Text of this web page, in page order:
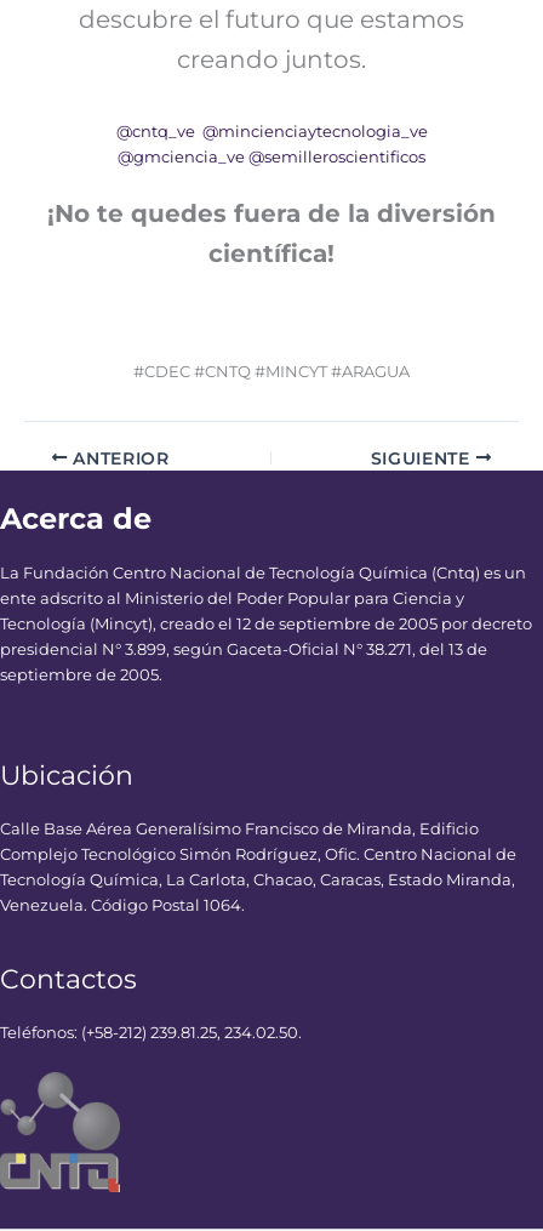
descubre el futuro que estamos
creando juntos.
@cntq_ve @mincienciaytecnologia_ve
@gmciencia_ve @semilleroscientificos
¡No te quedes fuera de la diversión
científica!
#CDEC #CNTQ #MINCYT #ARAGUA
ANTERIOR SIGUIENTE
Acerca de
La Fundación Centro Nacional de Tecnología Química (Cntq) es un
ente adscrito al Ministerio del Poder Popular para Ciencia y
Tecnología (Mincyt), creado el 12 de septiembre de 2005 por decreto
presidencial N° 3.899, según Gaceta-Oficial N° 38.271, del 13 de
septiembre de 2005.
Ubicación
Calle Base Aérea Generalísimo Francisco de Miranda, Edificio
Complejo Tecnológico Simón Rodríguez, Ofic. Centro Nacional de
Tecnología Química, La Carlota, Chacao, Caracas, Estado Miranda,
Venezuela. Código Postal 1064.
Contactos
Teléfonos: (+58-212) 239.81.25, 234.02.50.